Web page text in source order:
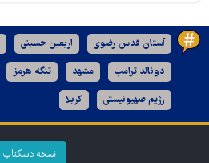
آستان قدس رضوی اربعین حسینی
دونالد ترامپ مشهد تنگه هرمز
رژیم صهیونیستی کربلا
نسخه دسکتاپ